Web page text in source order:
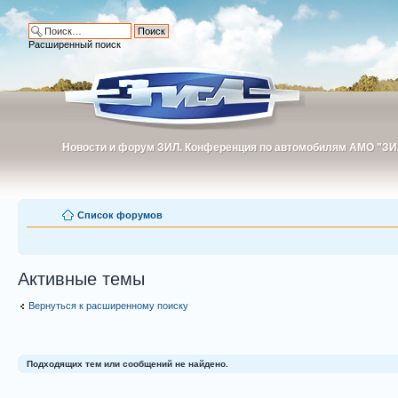
Новости и форум ЗИЛ. Конференция по автомобилям АМО
Новости и форум ЗИЛ. Конференция по автомобилям АМО
Расширенный поиск
Список форумов
Активные темы
Вернуться к расширенному поиску
Подходящих тем или сообщений не найдено.